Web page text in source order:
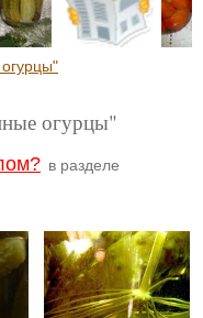
огурцы"
в разделе